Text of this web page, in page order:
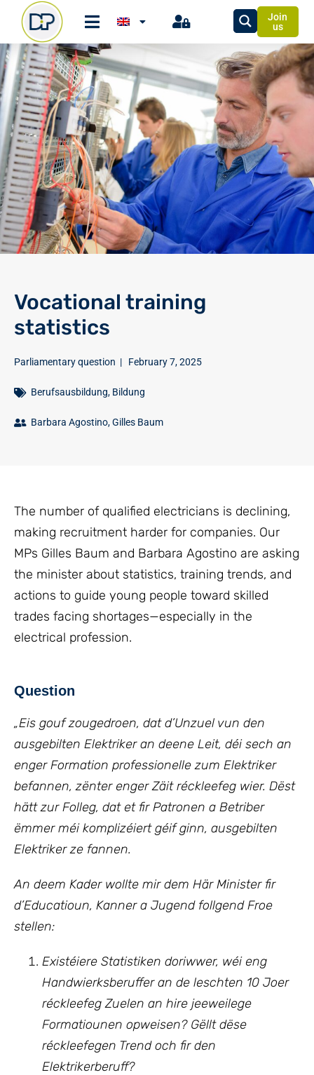
Join
us
Vocational training
statistics
Parliamentary question | February 7, 2025
Berufsausbildung, Bildung
Barbara Agostino,Gilles Baum
The number of qualified electricians is declining,
making recruitment harder for companies. Our
MPs Gilles Baum and Barbara Agostino are asking
the minister about statistics, training trends, and
actions to guide young people toward skilled
trades facing shortages—especially in the
electrical profession.
Question
„Eis gouf zougedroen, dat d’Unzuel vun den
ausgebilten Elektriker an deene Leit, déi sech an
enger Formation professionelle zum Elektriker
befannen, zënter enger Zäit réckleefeg wier. Dëst
hätt zur Folleg, dat et fir Patronen a Betriber
ëmmer méi komplizéiert géif ginn, ausgebilten
Elektriker ze fannen.
An deem Kader wollte mir dem Här Minister fir
d’Educatioun, Kanner a Jugend follgend Froe
stellen:
Existéiere Statistiken doriwwer, wéi eng
Handwierksberuffer an de leschten 10 Joer
réckleefeg Zuelen an hire jeeweilege
Formatiounen opweisen? Gëllt dëse
réckleefegen Trend och fir den
Elektrikerberuff?